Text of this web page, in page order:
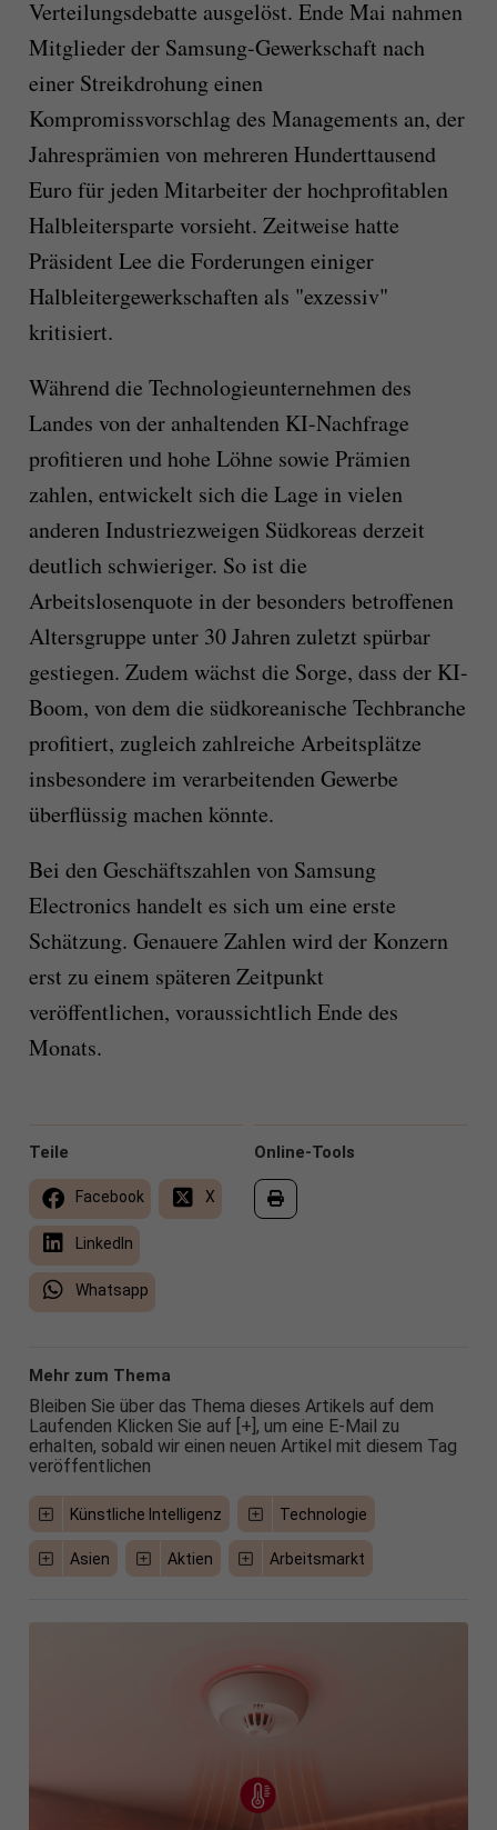
Verteilungsdebatte ausgelöst. Ende Mai nahmen
Mitglieder der Samsung-Gewerkschaft nach
einer Streikdrohung einen
Kompromissvorschlag des Managements an, der
Jahresprämien von mehreren Hunderttausend
Euro für jeden Mitarbeiter der hochprofitablen
Halbleitersparte vorsieht. Zeitweise hatte
Präsident Lee die Forderungen einiger
Halbleitergewerkschaften als "exzessiv"
kritisiert.
Während die Technologieunternehmen des
Landes von der anhaltenden KI-Nachfrage
profitieren und hohe Löhne sowie Prämien
zahlen, entwickelt sich die Lage in vielen
anderen Industriezweigen Südkoreas derzeit
deutlich schwieriger. So ist die
Arbeitslosenquote in der besonders betroffenen
Altersgruppe unter 30 Jahren zuletzt spürbar
gestiegen. Zudem wächst die Sorge, dass der KI-
Boom, von dem die südkoreanische Techbranche
profitiert, zugleich zahlreiche Arbeitsplätze
insbesondere im verarbeitenden Gewerbe
überflüssig machen könnte.
Bei den Geschäftszahlen von Samsung
Electronics handelt es sich um eine erste
Schätzung. Genauere Zahlen wird der Konzern
erst zu einem späteren Zeitpunkt
veröffentlichen, voraussichtlich Ende des
Monats.
Online-Tools
Teile
Facebook X
LinkedIn
Whatsapp
Mehr zum Thema
Bleiben Sie über das Thema dieses Artikels auf dem
Laufenden Klicken Sie auf [+], um eine E-Mail zu
erhalten, sobald wir einen neuen Artikel mit diesem Tag
veröffentlichen
Künstliche Intelligenz Technologie
Asien Aktien Arbeitsmarkt